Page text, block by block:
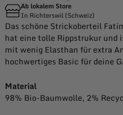
Ab lokalem Store
In Richterswil (Schweiz)
Das schöne Strickoberteil
hat eine tolle Rippstrukur und
mit wenig Elasthan für extra
hochwertiges Basic für deine
Material
98% Bio-Baumwolle, 2%